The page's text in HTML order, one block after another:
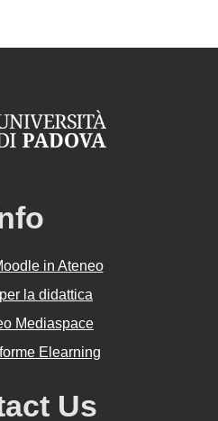
in Ateneo
la didattica
Mediaspace
Elearning
Us